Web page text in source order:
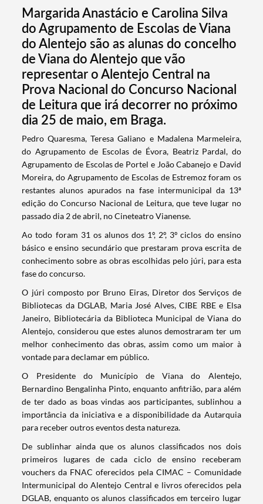
Termo de Pesquisa
Margarida Anastácio e Carolina Silva
do Agrupamento de Escolas de Viana
do Alentejo são as alunas do concelho
de Viana do Alentejo que vão
representar o Alentejo Central na
Prova Nacional do Concurso Nacional
de Leitura que irá decorrer no próximo
dia 25 de maio, em Braga.
​Pedro Quaresma, Teresa Galiano e Madalena Marmeleira,
do Agrupamento de Escolas de Évora, Beatriz Pardal, do
Agrupamento de Escolas de Portel e João Cabanejo e David
Moreira, do Agrupamento de Escolas de Estremoz foram os
restantes alunos apurados na fase intermunicipal da 13ª
edição do Concurso Nacional de Leitura, que teve lugar no
passado dia 2 de abril, no Cineteatro Vianense.
Ao todo foram 31 os alunos dos 1º, 2º, 3º ciclos do ensino
básico e ensino secundário que prestaram prova escrita de
conhecimento sobre as obras escolhidas pelo júri, para esta
fase do concurso.
O júri composto por Bruno Eiras, Diretor dos Serviços de
Bibliotecas da DGLAB, Maria José Alves, CIBE RBE e Elsa
Janeiro, Bibliotecária da Biblioteca Municipal de Viana do
Alentejo, considerou que estes alunos demostraram ter um
melhor conhecimento das obras, assim como um maior à
vontade para declamar em público.
O Presidente do Município de Viana do Alentejo,
Bernardino Bengalinha Pinto, enquanto anfitrião, para além
de ter dado as boas vindas aos participantes, sublinhou a
importância da iniciativa e a disponibilidade da Autarquia
para receber outros eventos desta natureza.
De sublinhar ainda que os alunos classificados nos dois
primeiros lugares de cada ciclo de ensino receberam
vouchers da FNAC oferecidos pela CIMAC – Comunidade
Intermunicipal do Alentejo Central e livros oferecidos pela
DGLAB, enquanto os alunos classificados em terceiro lugar